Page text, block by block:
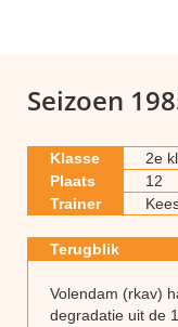
Seizoen
Klasse
2e
Plaats
12
Trainer
Terugblik
Volendam (rkav)
degradatie uit de